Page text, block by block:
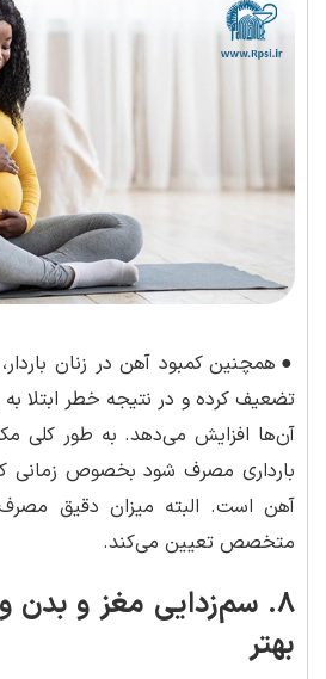
● همچنین کمبود آهن در زنان
تضعیف کرده و در نتیجه خطر ابتلا به
آن‌ها افزایش می‌دهد. به طور کلی
بارداری مصرف شود بخصوص زمانی که
آهن است. البته میزان دقیق
متخصص تعیین می‌کند.
۸. سم‌زدایی مغز و
بهتر